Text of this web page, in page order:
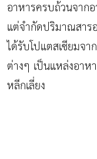
อาหารครบถ้วนจาก
แต่จำกัดปริมาณสาร
ได้รับโปแตสเซียมจ
ต่างๆ เป็นแหล่งอาห
หลีกเลี่ยง